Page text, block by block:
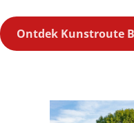
Ontdek Kunstroute